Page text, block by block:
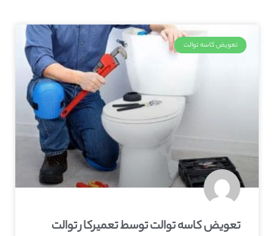
تعویض کاسه توالت
تعویض کاسه توالت توسط تعمیرکار توالت